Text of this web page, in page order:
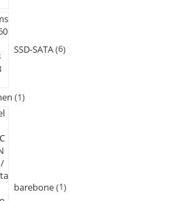
SSD-SATA 6
1
barebone 1